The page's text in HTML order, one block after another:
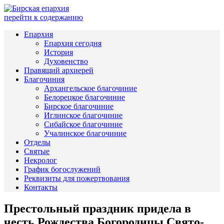
перейти к содержанию
Епархия
Епархия сегодня
История
Духовенство
Правящий архиерей
Благочиния
Архангельское благочиние
Белорецкое благочиние
Бирское благочиние
Иглинское благочиние
Сибайское благочиние
Учалинское благочиние
Отделы
Святые
Некролог
График богослужений
Реквизиты для пожертвования
Контакты
Престольный праздник придела в